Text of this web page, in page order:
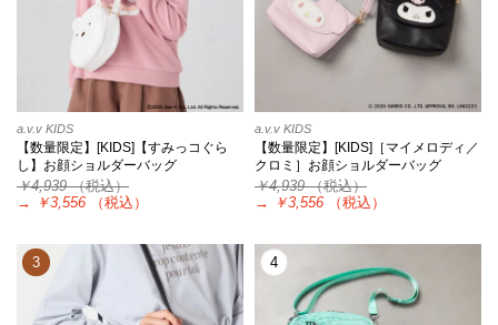
a.v.v KIDS
【数量限定】[KIDS]【すみっコぐら
し】お顔ショルダーバッグ
￥4,939（税込）
→
￥3,556 （税込）
a.v.v KIDS
【数量限定】[KIDS]［マイメロディ／
クロミ］お顔ショルダーバッグ
￥4,939（税込）
→
￥3,556 （税込）
3 4